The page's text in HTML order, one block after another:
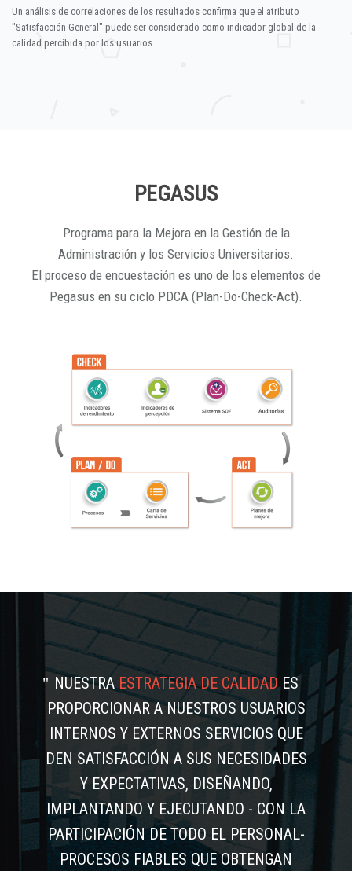
Un análisis de correlaciones de los resultados confirma que el atributo
"Satisfacción General" puede ser considerado como indicador global de la
calidad percibida por los usuarios.
PEGASUS
Programa para la Mejora en la Gestión de la
Administración y los Servicios Universitarios.
El proceso de encuestación es uno de los elementos de
Pegasus en su ciclo PDCA (Plan-Do-Check-Act).
NUESTRAESTRATEGIA DE CALIDADES
PROPORCIONAR A NUESTROS USUARIOS
INTERNOS Y EXTERNOS SERVICIOS QUE
DEN SATISFACCIÓN A SUS NECESIDADES
Y EXPECTATIVAS, DISEÑANDO,
IMPLANTANDO Y EJECUTANDO - CON LA
PARTICIPACIÓN DE TODO EL PERSONAL-
PROCESOS FIABLES QUE OBTENGAN